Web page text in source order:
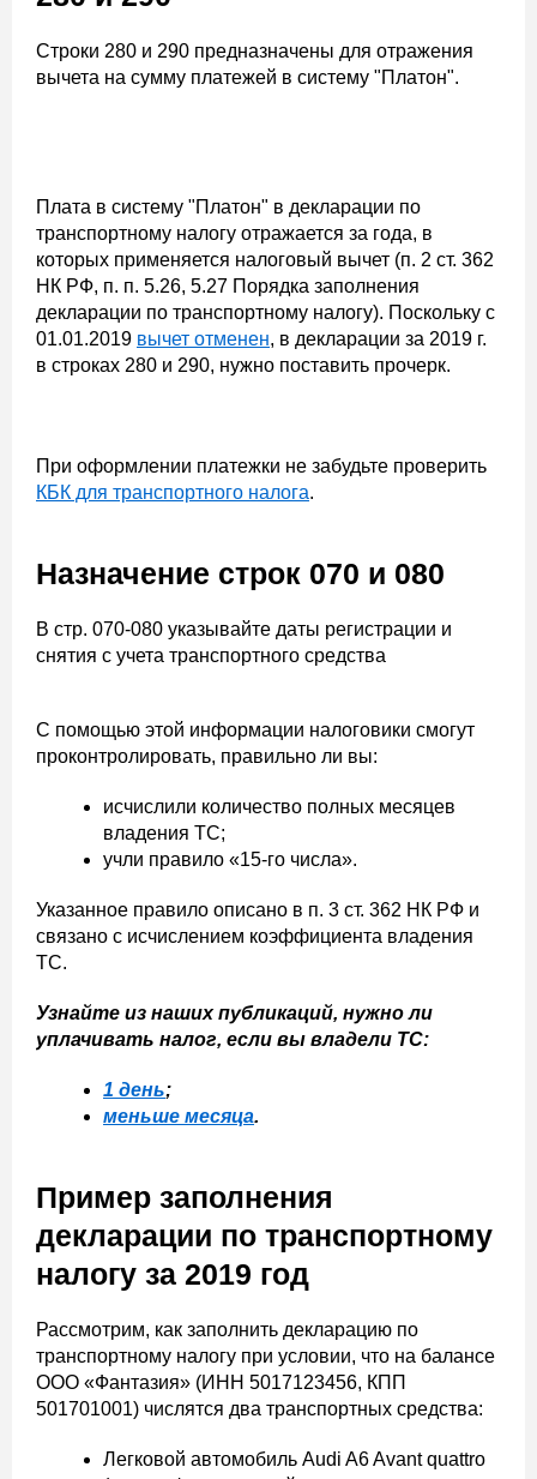
Строки 280 и 290 предназначены для отражения
вычета на сумму платежей в систему "Платон".
Плата в систему "Платон" в декларации по
транспортному налогу отражается за года, в
которых применяется налоговый вычет (п. 2 ст. 362
НК РФ, п. п. 5.26, 5.27 Порядка заполнения
декларации по транспортному налогу). Поскольку с
01.01.2019 вычет отменен, в декларации за 2019 г.
в строках 280 и 290, нужно поставить прочерк.
При оформлении платежки не забудьте проверить
КБК для транспортного налога.
Назначение строк 070 и 080
В стр. 070-080 указывайте даты регистрации и
снятия с учета транспортного средства
С помощью этой информации налоговики смогут
проконтролировать, правильно ли вы:
исчислили количество полных месяцев
владения ТС;
учли правило «15-го числа».
Указанное правило описано в п. 3 ст. 362 НК РФ и
связано с исчислением коэффициента владения
ТС.
Узнайте из наших публикаций, нужно ли
уплачивать налог, если вы владели ТС:
1 день;
меньше месяца.
Пример заполнения
декларации по транспортному
налогу за 2019 год
Рассмотрим, как заполнить декларацию по
транспортному налогу при условии, что на балансе
ООО «Фантазия» (ИНН 5017123456, КПП
501701001) числятся два транспортных средства:
Легковой автомобиль Audi A6 Avant quattro